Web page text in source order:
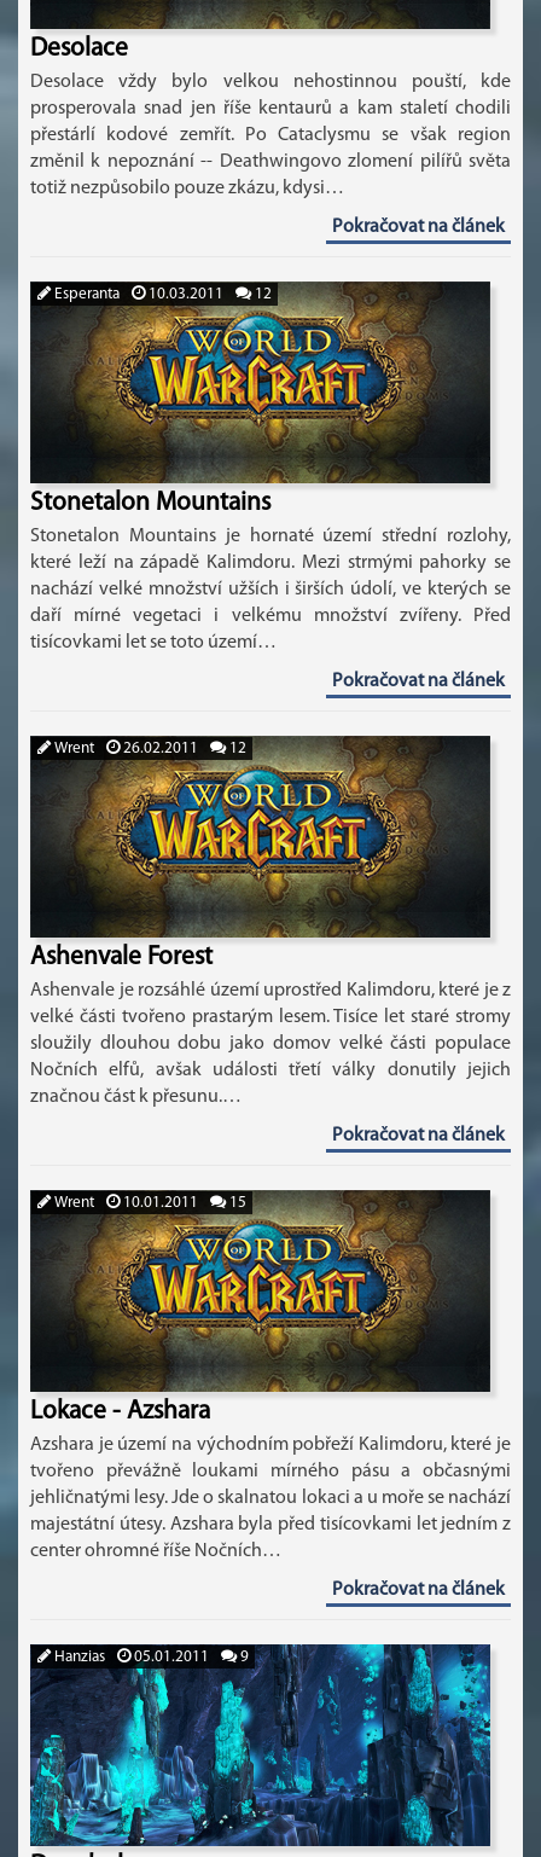
Desolace
Desolace vždy bylo velkou nehostinnou pouští, kde
prosperovala snad jen říše kentaurů a kam staletí chodili
přestárlí kodové zemřít. Po Cataclysmu se však region
změnil k nepoznání -- Deathwingovo zlomení pilířů světa
totiž nezpůsobilo pouze zkázu, kdysi…
Pokračovat na článek
Esperanta 10.03.2011 12
Stonetalon Mountains
Stonetalon Mountains je hornaté území střední rozlohy,
které leží na západě Kalimdoru. Mezi strmými pahorky se
nachází velké množství užších i širších údolí, ve kterých se
daří mírné vegetaci i velkému množství zvířeny. Před
tisícovkami let se toto území…
Pokračovat na článek
Wrent 26.02.2011 12
Ashenvale Forest
Ashenvale je rozsáhlé území uprostřed Kalimdoru, které je z
velké části tvořeno prastarým lesem. Tisíce let staré stromy
sloužily dlouhou dobu jako domov velké části populace
Nočních elfů, avšak události třetí války donutily jejich
značnou část k přesunu.…
Pokračovat na článek
Wrent 10.01.2011 15
Lokace - Azshara
Azshara je území na východním pobřeží Kalimdoru, které je
tvořeno převážně loukami mírného pásu a občasnými
jehličnatými lesy. Jde o skalnatou lokaci a u moře se nachází
majestátní útesy. Azshara byla před tisícovkami let jedním z
center ohromné říše Nočních…
Pokračovat na článek
Hanzias 05.01.2011 9